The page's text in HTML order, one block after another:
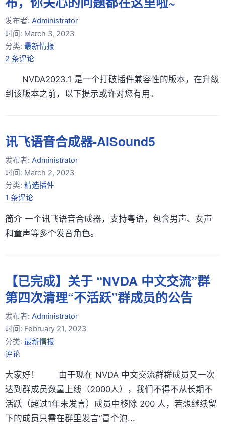
发布者: Administrator
时间: March 3, 2023
分类: 最新情报
2 条评论
NVDA2023.1 是一个打破插件兼容性的版本，在升级
到该版本之前，以下提示或许对您有用。
讯飞语音合成器-AISound5
发布者: Administrator
时间: March 2, 2023
分类: 精选插件
1 条评论
简介 一个讯飞语音合成器，支持粤语，包含男声、女声
和童声等多个发音角色。
【已完成】关于 “NVDA 中文交流”群
第四次清理“不活跃”群成员的公告
发布者: Administrator
时间: February 21, 2023
分类: 最新情报
评论
大家好！ 由于现在 NVDA 中文交流群群成员又一次
达到群成员数量上线（2000人），我们不得不从长期不
活跃（超过1年未发言）成员中移除 200 人，若想继续留
下的成员只需在群里发言“冒个泡...